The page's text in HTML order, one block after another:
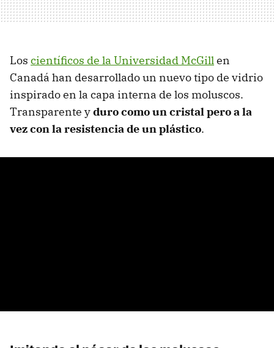
Los científicos de la Universidad McGillen
Canadá han desarrollado un nuevo tipo de vidrio
inspirado en la capa interna de los moluscos.
Transparente yduro como un cristal pero a la
vez con la resistencia de un plástico.